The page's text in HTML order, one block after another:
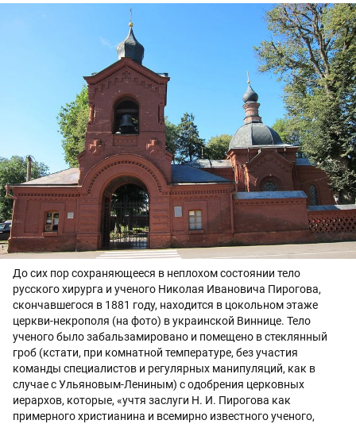
До сих пор сохраняющееся в неплохом состоянии тело
русского хирурга и ученого Николая Ивановича Пирогова,
скончавшегося в 1881 году, находится в цокольном этаже
церкви-некрополя (на фото) в украинской Виннице. Тело
ученого было забальзамировано и помещено в стеклянный
гроб (кстати, при комнатной температуре, без участия
команды специалистов и регулярных манипуляций, как в
случае с Ульяновым-Лениным) с одобрения церковных
иерархов, которые, «учтя заслуги Н. И. Пирогова как
примерного христианина и всемирно известного ученого,